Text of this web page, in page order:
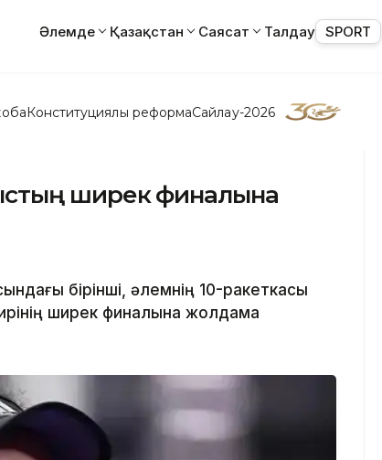
Әлемде Қазақстан Саясат Талдау SPORT
Конституциялық реформаСайлау-2026
ширек финалына
бірінші, әлемнің 10-ракеткасы
ширек финалына жолдама